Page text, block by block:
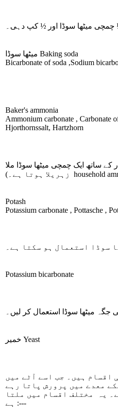
چمچی میٹھا سوڈا اور ½ کپ دہی۔
میٹھا سوڈا Baking soda
Bicarbonate of soda ,Sodium
Baker's ammonia
Ammonium carbonate , Carbonate
Hjorthornssalt, Hartzhorn
ساتھ ایک چمچی میٹھا سوڈا ملا
household زہریلا ہوتا ہے۔)
Potash
Potassium carbonate , Pottasche ,
سوڈا استعمال ہو سکتا ہے۔
Potassium bicarbonate
جگہ میٹھا سوڈا استعمال کر لیں۔
خمیر Yeast
اقسام ہیں۔ جب اسے آٹے میں
معدے میں پرورش پاتا رہے
یہ مختلف اقسام میں ملتا
ہے :---